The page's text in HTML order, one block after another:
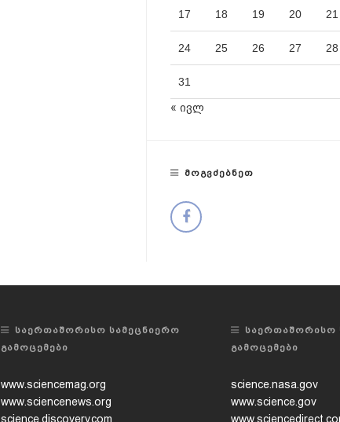
17 18 19 20 21
24 25 26 27 28
31
« ივლ
ᲛᲝᲒᲕᲫᲔᲑᲜᲔᲗ
ᲡᲐᲔᲠᲗᲐᲨᲝᲠᲘᲡᲝ ᲡᲐᲛᲔᲪᲜᲘᲔᲠᲝ
ᲒᲐᲛᲝᲪᲔᲛᲔᲑᲘ
www.sciencemag.org
www.sciencenews.org
science.discovery.com
ᲡᲐᲔᲠᲗᲐᲨᲝᲠᲘᲡᲝ
ᲒᲐᲛᲝᲪᲔᲛᲔᲑᲘ
science.nasa.gov
www.science.gov